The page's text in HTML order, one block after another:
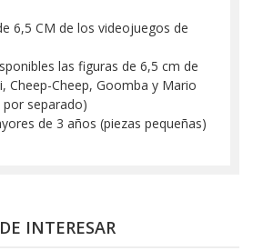
6,5 CM de los videojuegos de
las figuras de 6,5 cm de
Cheep-Cheep, Goomba y Mario
por separado)
de 3 años (piezas pequeñas)
INTERESAR